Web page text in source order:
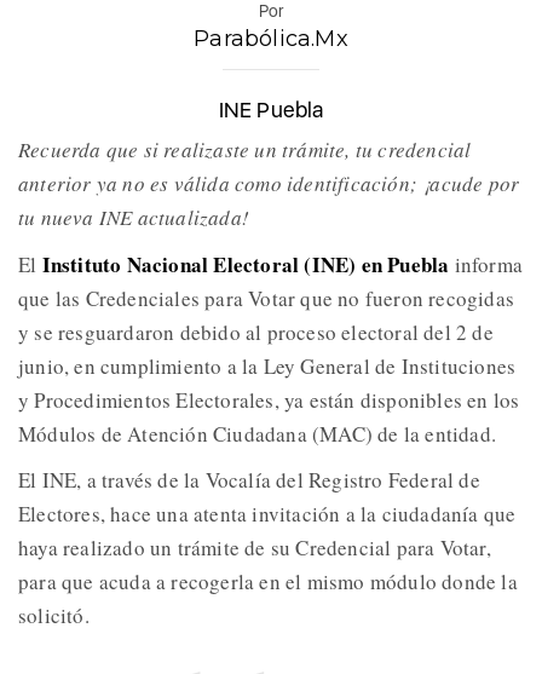
Por
Parabólica.Mx
INE Puebla
Recuerda que si realizaste un trámite, tu credencial
anterior ya no es válida como identificación; ¡acude por
tu nueva INE actualizada!
El Instituto Nacional Electoral (INE) en Puebla informa
que las Credenciales para Votar que no fueron recogidas
y se resguardaron debido al proceso electoral del 2 de
junio, en cumplimiento a la Ley General de Instituciones
y Procedimientos Electorales, ya están disponibles en los
Módulos de Atención Ciudadana (MAC) de la entidad.
El INE, a través de la Vocalía del Registro Federal de
Electores, hace una atenta invitación a la ciudadanía que
haya realizado un trámite de su Credencial para Votar,
para que acuda a recogerla en el mismo módulo donde la
solicitó.